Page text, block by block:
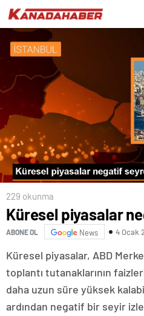
229 okunma
Küresel piyasalar
ABONE OL News 4 Ocak
Küresel piyasalar, ABD
toplantı tutanaklarının
daha uzun süre yüksek
ardından negatif bir seyir